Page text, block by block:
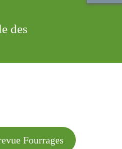
des
Fourrages